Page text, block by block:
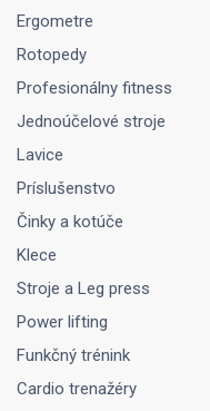
Ergometre
Rotopedy
Profesionálny fitness
Jednoúčelové stroje
Lavice
Príslušenstvo
Činky a kotúče
Klece
Stroje a Leg press
Power lifting
Funkčný trénink
Cardio trenažéry